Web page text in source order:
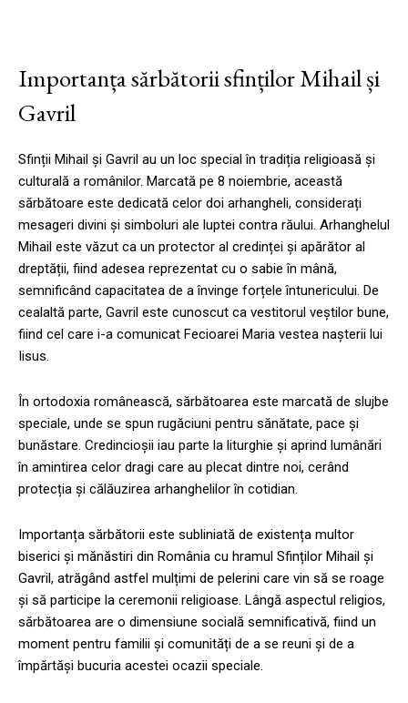
Importanța sărbătorii sfinților Mihail și
Gavril
Sfinții Mihail și Gavril au un loc special în tradiția religioasă și
culturală a românilor. Marcată pe 8 noiembrie, această
sărbătoare este dedicată celor doi arhangheli, considerați
mesageri divini și simboluri ale luptei contra răului. Arhanghelul
Mihail este văzut ca un protector al credinței și apărător al
dreptății, fiind adesea reprezentat cu o sabie în mână,
semnificând capacitatea de a învinge forțele întunericului. De
cealaltă parte, Gavril este cunoscut ca vestitorul veștilor bune,
fiind cel care i-a comunicat Fecioarei Maria vestea nașterii lui
Iisus.
În ortodoxia românească, sărbătoarea este marcată de slujbe
speciale, unde se spun rugăciuni pentru sănătate, pace și
bunăstare. Credincioșii iau parte la liturghie și aprind lumânări
în amintirea celor dragi care au plecat dintre noi, cerând
protecția și călăuzirea arhanghelilor în cotidian.
Importanța sărbătorii este subliniată de existența multor
biserici și mănăstiri din România cu hramul Sfinților Mihail și
Gavril, atrăgând astfel mulțimi de pelerini care vin să se roage
și să participe la ceremonii religioase. Lângă aspectul religios,
sărbătoarea are o dimensiune socială semnificativă, fiind un
moment pentru familii și comunități de a se reuni și de a
împărtăși bucuria acestei ocazii speciale.